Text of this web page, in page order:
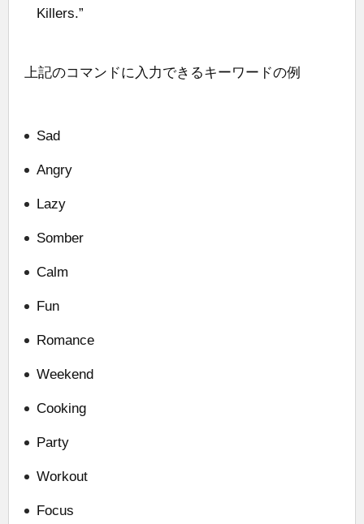
Killers.”
上記のコマンドに入力できるキーワードの例
Sad
Angry
Lazy
Somber
Calm
Fun
Romance
Weekend
Cooking
Party
Workout
Focus